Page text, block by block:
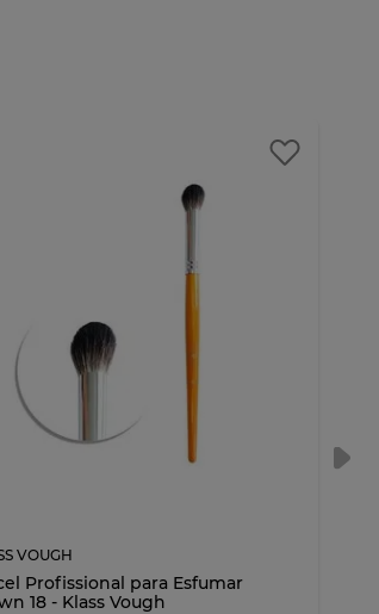
VOUGH
Profissional para Esfumar
18 - Klass Vough